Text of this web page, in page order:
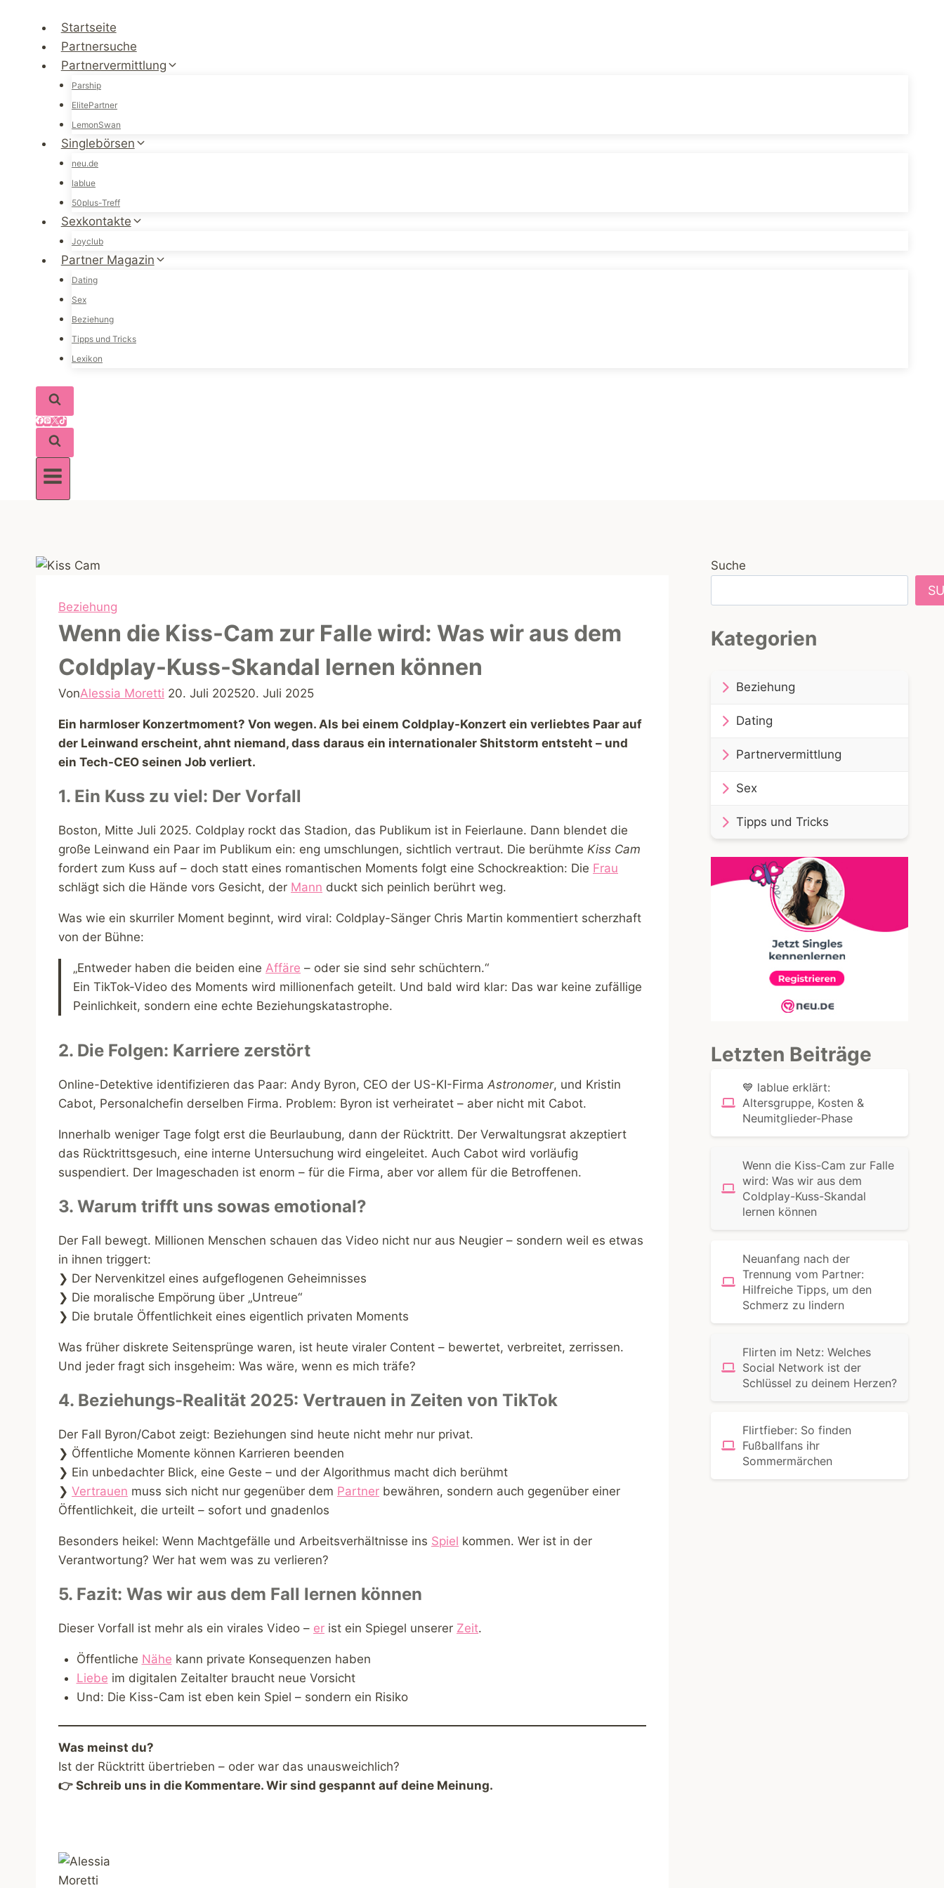
springen
Startseite
Partnersuche
Partnervermittlung
Parship
ElitePartner
LemonSwan
Singlebörsen
neu.de
lablue
50plus-Treff
Sexkontakte
Joyclub
Partner Magazin
Dating
Sex
Beziehung
Tipps und Tricks
Lexikon
Beziehung
Wenn die Kiss-Cam zur Falle wird: Was wir aus dem
Coldplay-Kuss-Skandal lernen können
VonAlessia Moretti 20. Juli 202520. Juli 2025
Ein harmloser Konzertmoment? Von wegen. Als bei einem Coldplay-Konzert ein verliebtes Paar auf
der Leinwand erscheint, ahnt niemand, dass daraus ein internationaler Shitstorm entsteht – und
ein Tech-CEO seinen Job verliert.
1. Ein Kuss zu viel: Der Vorfall
Boston, Mitte Juli 2025. Coldplay rockt das Stadion, das Publikum ist in Feierlaune. Dann blendet die
große Leinwand ein Paar im Publikum ein: eng umschlungen, sichtlich vertraut. Die berühmte Kiss Cam
fordert zum Kuss auf – doch statt eines romantischen Moments folgt eine Schockreaktion: Die Frau
schlägt sich die Hände vors Gesicht, der Mann duckt sich peinlich berührt weg.
Was wie ein skurriler Moment beginnt, wird viral: Coldplay-Sänger Chris Martin kommentiert scherzhaft
von der Bühne:
„Entweder haben die beiden eine Affäre – oder sie sind sehr schüchtern.“
Ein TikTok-Video des Moments wird millionenfach geteilt. Und bald wird klar: Das war keine zufällige
Peinlichkeit, sondern eine echte Beziehungskatastrophe.
2. Die Folgen: Karriere zerstört
Online-Detektive identifizieren das Paar: Andy Byron, CEO der US-KI-Firma Astronomer, und Kristin
Cabot, Personalchefin derselben Firma. Problem: Byron ist verheiratet – aber nicht mit Cabot.
Innerhalb weniger Tage folgt erst die Beurlaubung, dann der Rücktritt. Der Verwaltungsrat akzeptiert
das Rücktrittsgesuch, eine interne Untersuchung wird eingeleitet. Auch Cabot wird vorläufig
suspendiert. Der Imageschaden ist enorm – für die Firma, aber vor allem für die Betroffenen.
3. Warum trifft uns sowas emotional?
Der Fall bewegt. Millionen Menschen schauen das Video nicht nur aus Neugier – sondern weil es etwas
in ihnen triggert:
❯ Der Nervenkitzel eines aufgeflogenen Geheimnisses
❯ Die moralische Empörung über „Untreue“
❯ Die brutale Öffentlichkeit eines eigentlich privaten Moments
Was früher diskrete Seitensprünge waren, ist heute viraler Content – bewertet, verbreitet, zerrissen.
Und jeder fragt sich insgeheim: Was wäre, wenn es mich träfe?
4. Beziehungs-Realität 2025: Vertrauen in Zeiten von TikTok
Der Fall Byron/Cabot zeigt: Beziehungen sind heute nicht mehr nur privat.
❯ Öffentliche Momente können Karrieren beenden
❯ Ein unbedachter Blick, eine Geste – und der Algorithmus macht dich berühmt
❯ Vertrauen muss sich nicht nur gegenüber dem Partner bewähren, sondern auch gegenüber einer
Öffentlichkeit, die urteilt – sofort und gnadenlos
Besonders heikel: Wenn Machtgefälle und Arbeitsverhältnisse ins Spiel kommen. Wer ist in der
Verantwortung? Wer hat wem was zu verlieren?
5. Fazit: Was wir aus dem Fall lernen können
Dieser Vorfall ist mehr als ein virales Video – er ist ein Spiegel unserer Zeit.
Öffentliche Nähe kann private Konsequenzen haben
Liebe im digitalen Zeitalter braucht neue Vorsicht
Und: Die Kiss-Cam ist eben kein Spiel – sondern ein Risiko
Was meinst du?
Ist der Rücktritt übertrieben – oder war das unausweichlich?
👉 Schreib uns in die Kommentare. Wir sind gespannt auf deine Meinung.
Suche
Kategorien
Beziehung
Dating
Partnervermittlung
Sex
Tipps und Tricks
Letzten Beiträge
💙 lablue erklärt:
Altersgruppe, Kosten &
Neumitglieder-Phase
Wenn die Kiss-Cam zur Falle
wird: Was wir aus dem
Coldplay-Kuss-Skandal
lernen können
Neuanfang nach der
Trennung vom Partner:
Hilfreiche Tipps, um den
Schmerz zu lindern
Flirten im Netz: Welches
Social Network ist der
Schlüssel zu deinem Herzen?
Flirtfieber: So finden
Fußballfans ihr
Sommermärchen